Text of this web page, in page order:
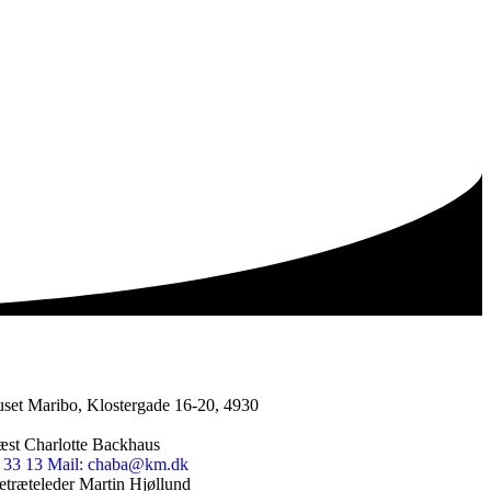
Maribo, Klostergade 16-20, 4930
Charlotte Backhaus
13 Mail: chaba@km.dk
Martin Hjøllund